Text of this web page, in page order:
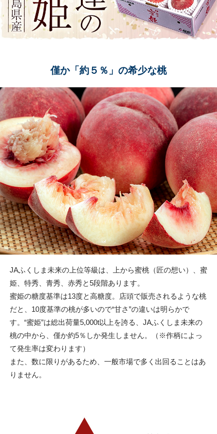
僅か「約５％」の希少な桃
JAふくしま未来の上位等級は、上から蜜桃（匠の想い）、蜜
姫、特秀、青秀、赤秀と5段階あります。
蜜姫の糖度基準は13度と高糖度。店頭で販売されるような桃
だと、10度基準の桃が多いので“甘さ”の違いは明らかで
す。“蜜姫”は総出荷量5,000t以上を誇る、JAふくしま未来の
桃の中から、僅か約5％しか発生しません。（※作柄によっ
て発生率は変わります）
また、数に限りがあるため、一般市場で多く出回ることはあ
りません。